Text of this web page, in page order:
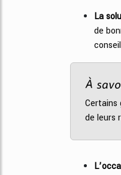
La
de
À
Certains
de leurs